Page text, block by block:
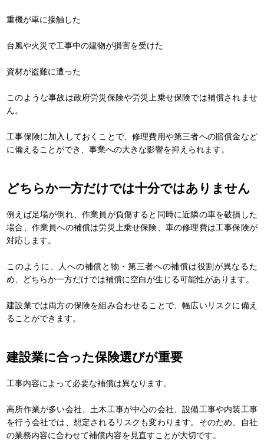
重機が車に接触した
台風や火災で工事中の建物が損害を受けた
資材が盗難に遭った
このような事故は政府労災保険や労災上乗せ保険では補償されませ
ん。
工事保険に加入しておくことで、修理費用や第三者への賠償金など
に備えることができ、事業への大きな影響を抑えられます。
どちらか一方だけでは十分ではありません
例えば足場が倒れ、作業員が負傷すると同時に近隣の車を破損した
場合、作業員への補償は労災上乗せ保険、車の修理費は工事保険が
対応します。
このように、人への補償と物・第三者への補償は役割が異なるた
め、どちらか一方だけでは補償に空白が生じる可能性があります。
建設業では両方の保険を組み合わせることで、幅広いリスクに備え
ることができます。
建設業に合った保険選びが重要
工事内容によって必要な補償は異なります。
高所作業が多い会社、土木工事が中心の会社、設備工事や内装工事
を行う会社では、想定されるリスクも変わります。そのため、自社
の業務内容に合わせて補償内容を見直すことが大切です。